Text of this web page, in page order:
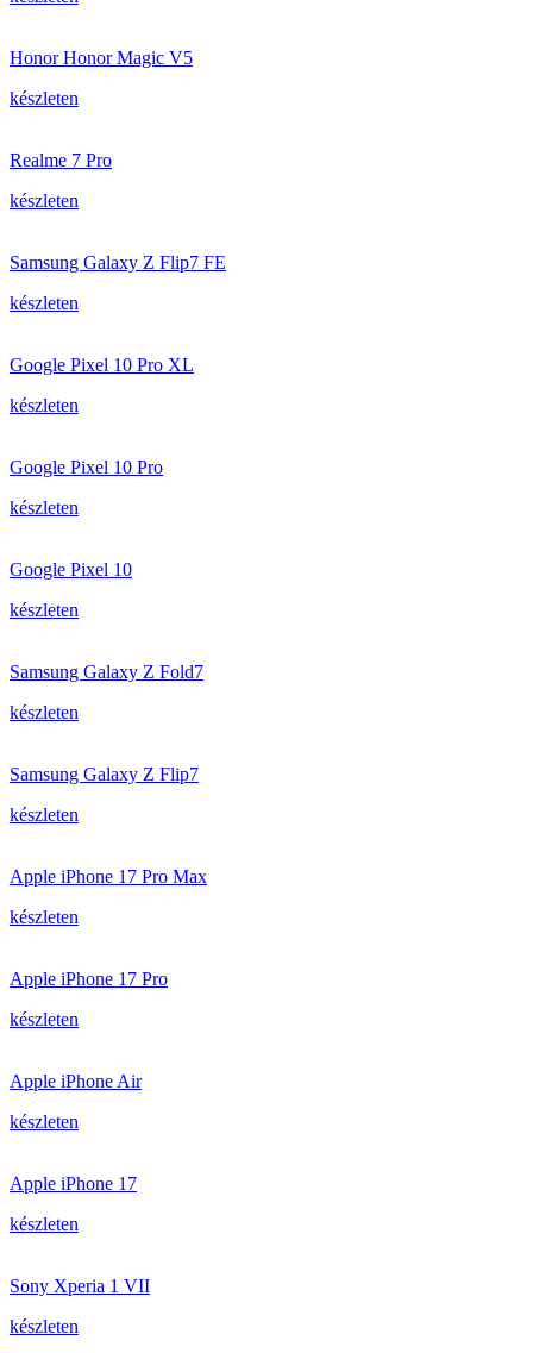
Honor Honor Magic V5
készleten
Realme 7 Pro
készleten
Samsung Galaxy Z Flip7 FE
készleten
Google Pixel 10 Pro XL
készleten
Google Pixel 10 Pro
készleten
Google Pixel 10
készleten
Samsung Galaxy Z Fold7
készleten
Samsung Galaxy Z Flip7
készleten
Apple iPhone 17 Pro Max
készleten
Apple iPhone 17 Pro
készleten
Apple iPhone Air
készleten
Apple iPhone 17
készleten
Sony Xperia 1 VII
készleten